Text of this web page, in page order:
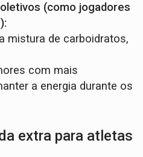
(como jogadores
mistura de carboidratos,
com mais
a energia durante os
extra para atletas